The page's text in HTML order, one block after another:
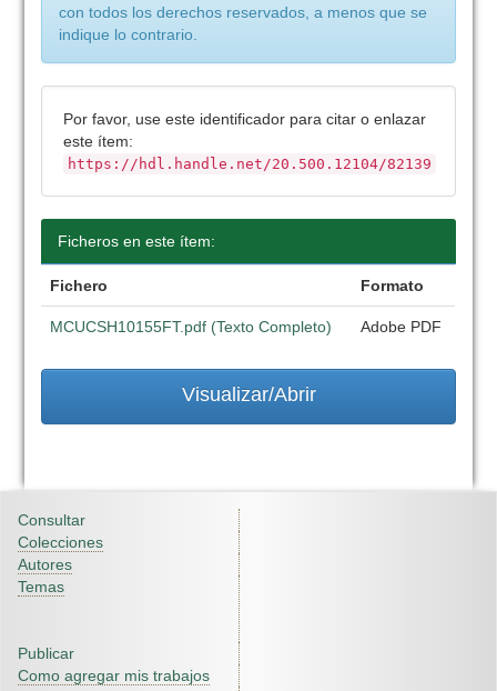
con todos los derechos reservados, a menos que se
indique lo contrario.
Por favor, use este identificador para citar o enlazar
este ítem:
https://hdl.handle.net/20.500.12104/82139
Ficheros en este ítem:
Fichero Formato
MCUCSH10155FT.pdf (Texto Completo) Adobe PDF
Visualizar/Abrir
Consultar
Colecciones
Autores
Temas
Publicar
Como agregar mis trabajos